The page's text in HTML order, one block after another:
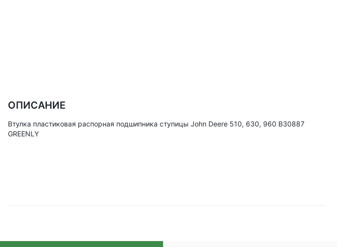
ОПИСАНИЕ
Втулка пластиковая распорная подшипника ступицы John Deere 510, 630, 960 B30887
GREENLY